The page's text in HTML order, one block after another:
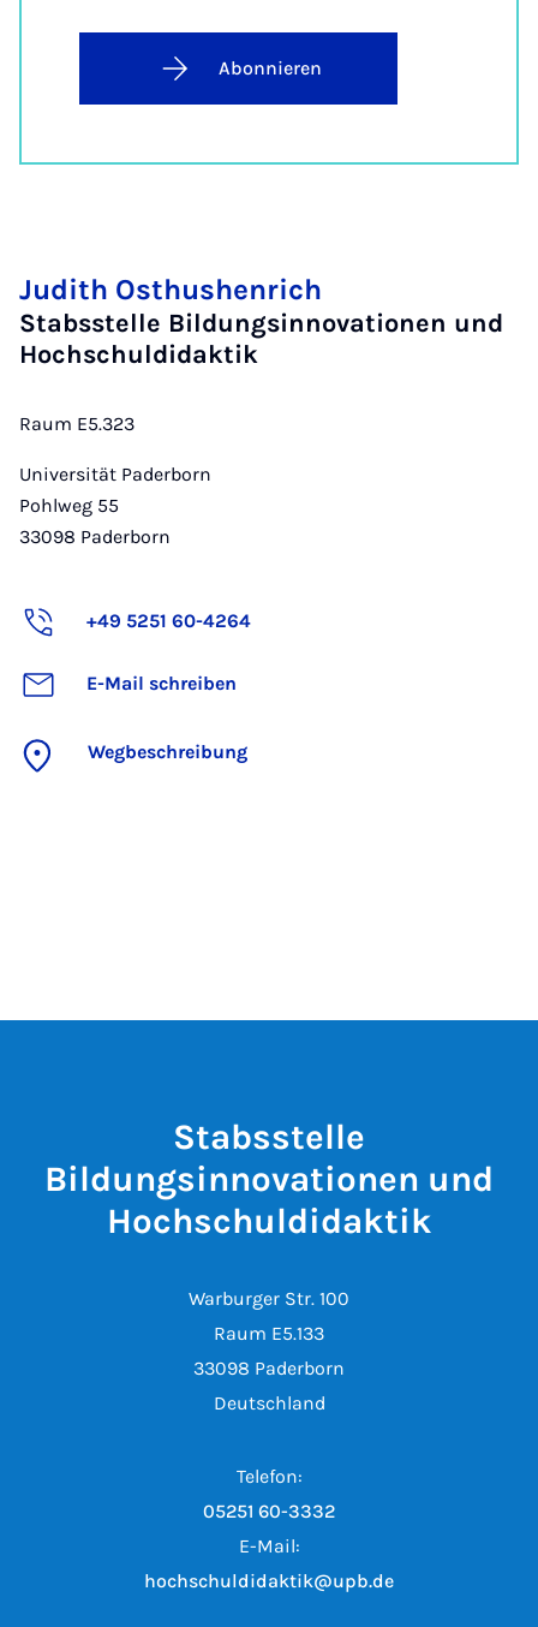
Abonnieren
Judith Osthushenrich
Stabsstelle Bildungsinnovationen und
Hochschuldidaktik
Raum E5.323
Universität Paderborn
Pohlweg 55
33098 Paderborn
+49 5251 60-4264
E-Mail schreiben
Wegbeschreibung
Stabsstelle
Bildungsinnovationen und
Hochschuldidaktik
Warburger Str. 100
Raum E5.133
33098 Paderborn
Deutschland
Telefon:
05251 60-3332
E-Mail:
hochschuldidaktik@upb.de